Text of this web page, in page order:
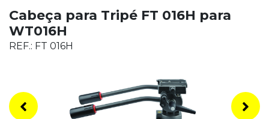
Cabeça para Tripé FT 016H para
WT016H
REF.: FT 016H